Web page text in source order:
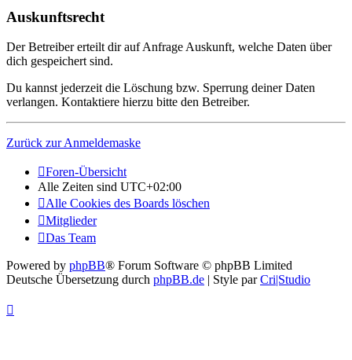
Auskunftsrecht
Der Betreiber erteilt dir auf Anfrage Auskunft, welche Daten über
dich gespeichert sind.
Du kannst jederzeit die Löschung bzw. Sperrung deiner Daten
verlangen. Kontaktiere hierzu bitte den Betreiber.
Zurück zur Anmeldemaske
Foren-Übersicht
Alle Zeiten sind UTC+02:00
Alle Cookies des Boards löschen
Mitglieder
Das Team
Powered by phpBB® Forum Software © phpBB Limited
Deutsche Übersetzung durch phpBB.de | Style parCri|Studio